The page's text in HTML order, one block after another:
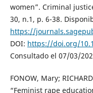
women”. Criminal
30, n.1, p. 6-38.
https://
DOI: https://doi.org/
Consultado el 07/03/
FONOW, Mary;
“Feminist rape